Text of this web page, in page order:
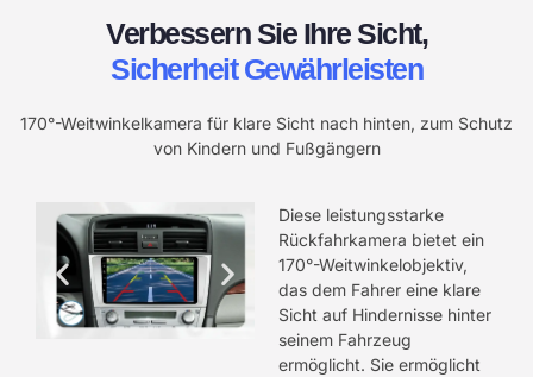
Verbessern Sie Ihre Sicht,
Sicherheit Gewährleisten
170°-Weitwinkelkamera für klare Sicht nach hinten, zum Schutz
von Kindern und Fußgängern
Diese leistungsstarke
Rückfahrkamera bietet ein
170°-Weitwinkelobjektiv,
das dem Fahrer eine klare
Sicht auf Hindernisse hinter
seinem Fahrzeug
ermöglicht. Sie ermöglicht